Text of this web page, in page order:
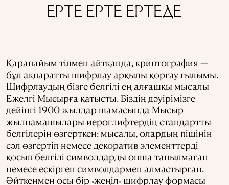
ЕРТЕ ЕРТЕ ЕРТЕДЕ
Қарапайым тілмен айтқанда, криптография —
бұл ақпаратты шифрлау арқылы қорғау ғылымы.
Шифрлаудың бізге белгілі ең алғашқы мысалы
Ежелгі Мысырға қатысты. Біздің дәуірімізге
дейінгі 1900 жылдар шамасында Мысыр
жылнамашылары иероглифтердің стандартты
белгілерін өзгерткен: мысалы, олардың пішінін
сәл өзгертіп немесе декоратив элементтерді
қосып белгілі символдарды онша танылмаған
немесе ескірген символдармен алмастырған.
Әйткенмен осы бір «жеңіл» шифрлау формасы